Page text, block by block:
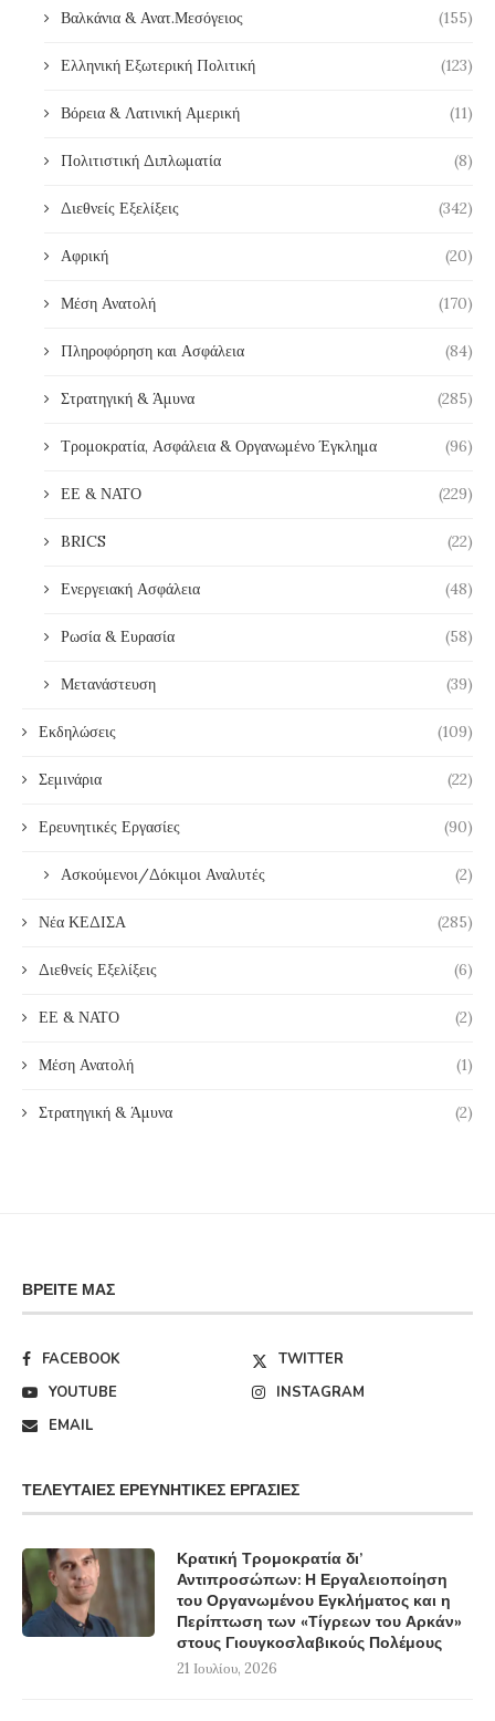
Βαλκάνια & Ανατ.Μεσόγειος (155)
Ελληνική Εξωτερική Πολιτική (123)
Βόρεια & Λατινική Αμερική (11)
Πολιτιστική Διπλωματία (8)
Διεθνείς Εξελίξεις (342)
Αφρική (20)
Μέση Ανατολή (170)
Πληροφόρηση και Ασφάλεια (84)
Στρατηγική & Άμυνα (285)
Τρομοκρατία, Ασφάλεια & Οργανωμένο Έγκλημα (96)
ΕΕ & ΝΑΤΟ (229)
BRICS (22)
Ενεργειακή Ασφάλεια (48)
Ρωσία & Ευρασία (58)
Μετανάστευση (39)
Εκδηλώσεις (109)
Σεμινάρια (22)
Ερευνητικές Εργασίες (90)
Ασκούμενοι/Δόκιμοι Αναλυτές (2)
Νέα ΚΕΔΙΣΑ (285)
Διεθνείς Εξελίξεις (6)
ΕΕ & ΝΑΤΟ (2)
Μέση Ανατολή (1)
Στρατηγική & Άμυνα (2)
ΒΡΕΊΤΕ ΜΑΣ
FACEBOOK
TWITTER
YOUTUBE
INSTAGRAM
EMAIL
ΤΕΛΕΥΤΑΊΕΣ ΕΡΕΥΝΗΤΙΚΈΣ ΕΡΓΑΣΊΕΣ
Κρατική Τρομοκρατία δι’
Αντιπροσώπων: Η Εργαλειοποίηση
του Οργανωμένου Εγκλήματος και η
Περίπτωση των «Τίγρεων του Αρκάν»
στους Γιουγκοσλαβικούς Πολέμους
21 Ιουλίου, 2026